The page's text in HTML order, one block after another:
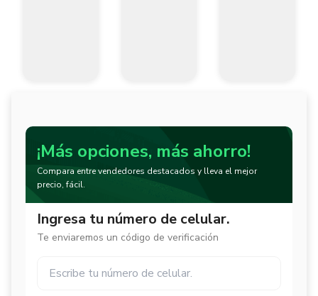
¡Más opciones, más ahorro!
Compara entre vendedores destacados y lleva el mejor
precio, fácil.
Ingresa tu número de celular.
Te enviaremos un código de verificación